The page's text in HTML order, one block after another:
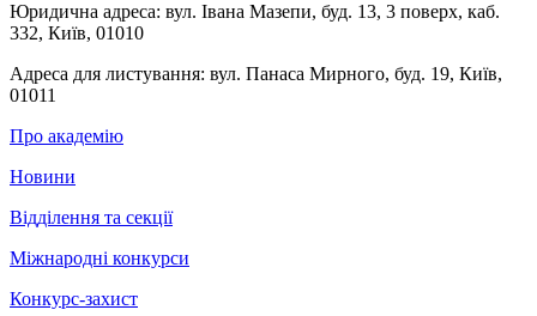
Юридична адреса: вул. Івана Мазепи, буд. 13, 3 поверх, каб.
332, Київ, 01010
Адреса для листування: вул. Панаса Мирного, буд. 19, Київ,
01011
Про академію
Новини
Відділення та секції
Міжнародні конкурси
Конкурс-захист